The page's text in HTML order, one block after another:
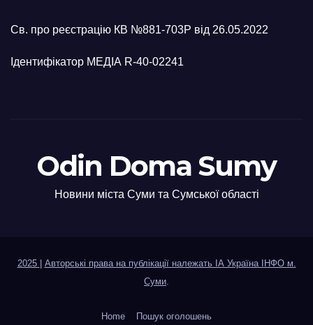
Св. про реєстрацію КВ №881-703Р від 26.05.2022
Ідентифікатор МЕДІА R-40-02241
Odin Doma Sumy
Новини міста Суми та Сумської області
2025
Авторські права на публікації належать ІА Україна ІНФО м.
Суми.
Home Пошук оголошень